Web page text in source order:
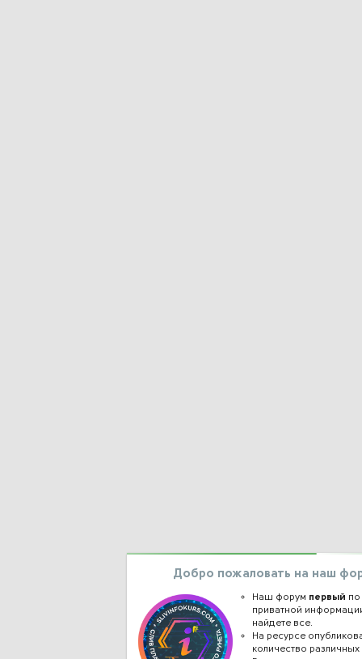
Добро пожаловать на наш
Наш форум первый
приватной
найдете все.
На ресурсе
количество различных